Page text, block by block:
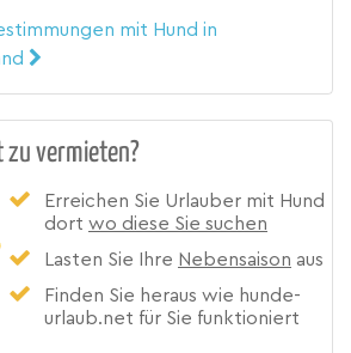
mit Hund in
vermieten?
Erreichen Sie Urlauber mit Hund
dort wo diese Sie suchen
Lasten Sie Ihre Nebensaison aus
Finden Sie heraus wie hunde-
urlaub.net für Sie funktioniert